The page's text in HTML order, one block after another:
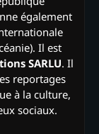
également
Il est
SARLU. Il
reportages
à la culture,
sociaux.